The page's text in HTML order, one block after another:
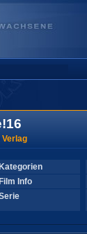
Verlag
Kategorien
Film Info